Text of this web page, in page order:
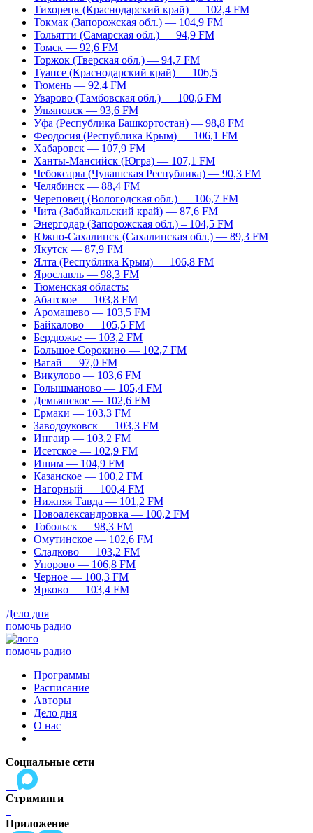
Тихорецк (Краснодарский край) — 102,4 FM
Токмак (Запорожская обл.) — 104,9 FM
Тольятти (Самарская обл.) — 94,9 FM
Томск — 92,6 FM
Торжок (Тверская обл.) — 94,7 FM
Туапсе (Краснодарский край) — 106,5
Тюмень — 92,4 FM
Уварово (Тамбовская обл.) — 100,6 FM
Ульяновск — 93,6 FM
Уфа (Республика Башкортостан) — 98,8 FM
Феодосия (Республика Крым) — 106,1 FM
Хабаровск — 107,9 FM
Ханты-Мансийск (Югра) — 107,1 FM
Чебоксары (Чувашская Республика) — 90,3 FM
Челябинск — 88,4 FM
Череповец (Вологодская обл.) — 106,7 FM
Чита (Забайкальский край) — 87,6 FM
Энергодар (Запорожская обл.) – 104,5 FM
Южно-Сахалинск (Сахалинская обл.) — 89,3 FM
Якутск — 87,9 FM
Ялта (Республика Крым) — 106,8 FM
Ярославль — 98,3 FM
Тюменская область:
Абатское — 103,8 FM
Аромашево — 103,5 FM
Байкалово — 105,5 FM
Бердюжье — 103,2 FM
Большое Сорокино — 102,7 FM
Вагай — 97,0 FM
Викулово — 103,6 FM
Голышманово — 105,4 FM
Демьянское — 102,6 FM
Ермаки — 103,3 FM
Заводоуковск — 103,3 FM
Ингаир — 103,2 FM
Исетское — 102,9 FM
Ишим — 104,9 FM
Казанское — 100,2 FM
Нагорный — 100,4 FM
Нижняя Тавда — 101,2 FM
Новоалександровка — 100,2 FM
Тобольск — 98,3 FM
Омутинское — 102,6 FM
Сладково — 103,2 FM
Упорово — 106,8 FM
Черное — 100,3 FM
Ярково — 103,4 FM
Дело дня
помочь радио
помочь радио
Программы
Расписание
Авторы
Дело дня
О нас
Социальные сети
Стриминги
Приложение